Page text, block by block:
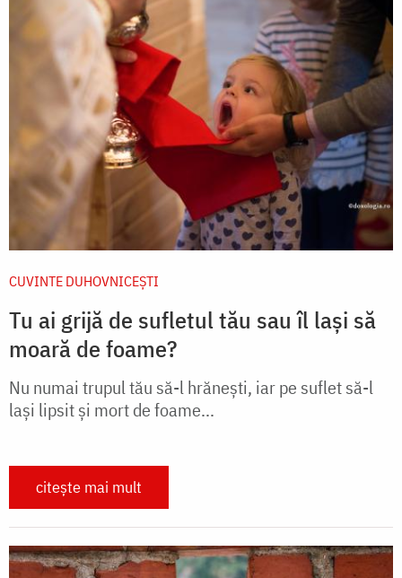
CUVINTE DUHOVNICEȘTI
Tu ai grijă de sufletul tău sau îl lași să
moară de foame?
Nu numai trupul tău să-l hrănești, iar pe suflet să-l
lași lipsit și mort de foame...
citește mai mult